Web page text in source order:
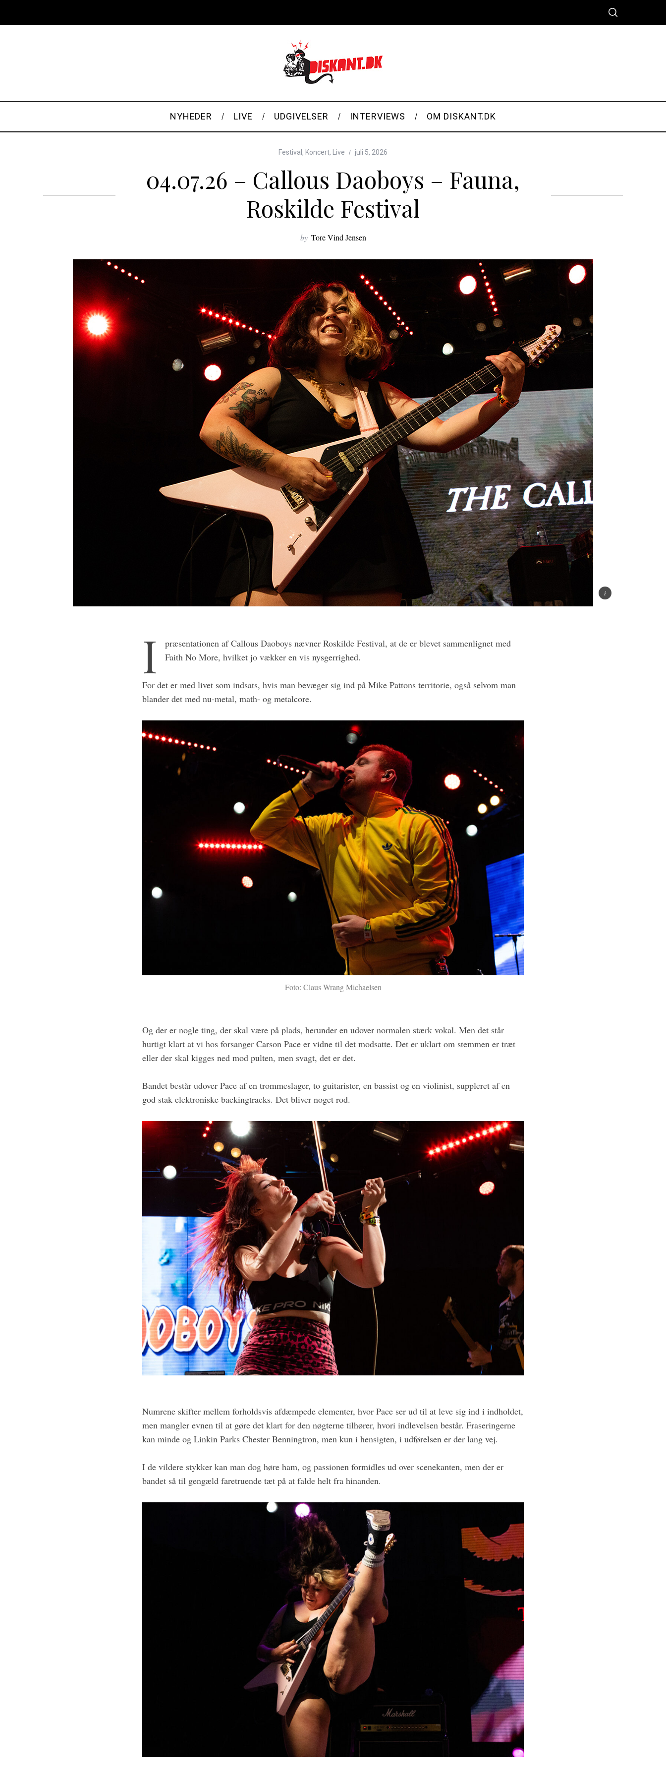
NYHEDER LIVE UDGIVELSER INTERVIEWS OM DISKANT.DK
Festival , Koncert, Live juli 5, 2026
04.07.26 – Callous Daoboys – Fauna,
Roskilde Festival
by Tore Vind Jensen
I
præsentationen af Callous Daoboys nævner Roskilde Festival, at de er blevet sammenlignet med
Faith No More, hvilket jo vækker en vis nysgerrighed.
For det er med livet som indsats, hvis man bevæger sig ind på Mike Pattons territorie, også selvom man
blander det med nu-metal, math- og metalcore.
Foto: Claus Wrang Michaelsen
Og der er nogle ting, der skal være på plads, herunder en udover normalen stærk vokal. Men det står
hurtigt klart at vi hos forsanger Carson Pace er vidne til det modsatte. Det er uklart om stemmen er træt
eller der skal kigges ned mod pulten, men svagt, det er det.
Bandet består udover Pace af en trommeslager, to guitarister, en bassist og en violinist, suppleret af en
god stak elektroniske backingtracks. Det bliver noget rod.
Numrene skifter mellem forholdsvis afdæmpede elementer, hvor Pace ser ud til at leve sig ind i indholdet,
men mangler evnen til at gøre det klart for den nøgterne tilhører, hvori indlevelsen består. Fraseringerne
kan minde og Linkin Parks Chester Benningtron, men kun i hensigten, i udførelsen er der lang vej.
I de vildere stykker kan man dog høre ham, og passionen formidles ud over scenekanten, men der er
bandet så til gengæld faretruende tæt på at falde helt fra hinanden.